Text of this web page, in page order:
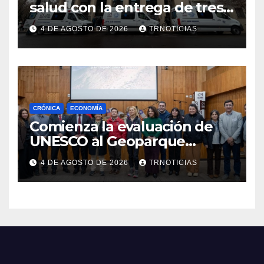
salud con la entrega de tres
nuevas ambulancias para
Cauquenes y Sagrada Familia
4 DE AGOSTO DE 2026 TRNOTICIAS
CRÓNICA ECONOMÍA
Comienza la evaluación de
UNESCO al Geoparque
Aspirante Pillanmapu en el
Maule
4 DE AGOSTO DE 2026 TRNOTICIAS